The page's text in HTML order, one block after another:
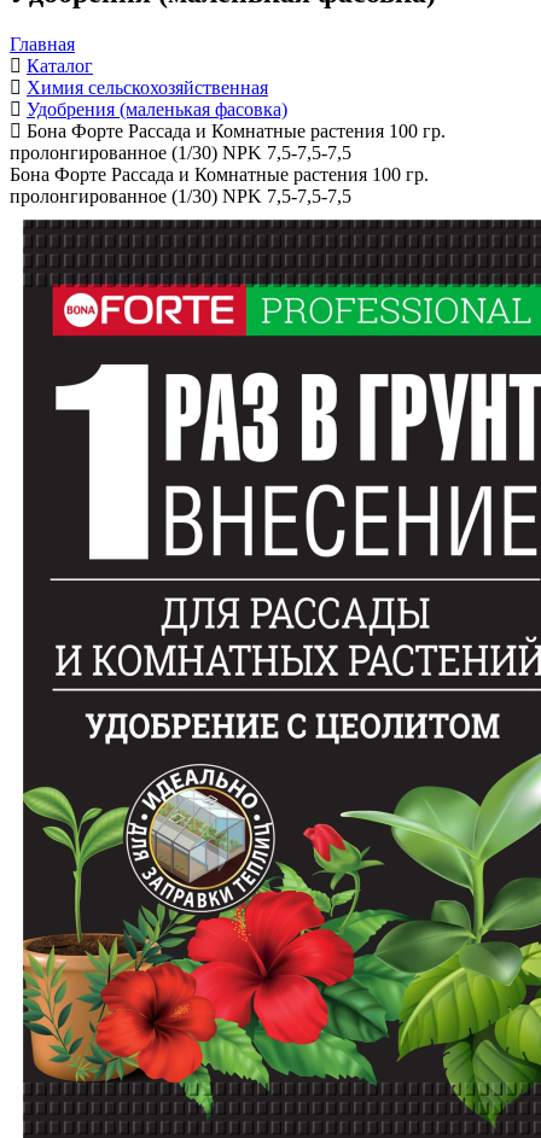
Главная
Каталог
Химия сельскохозяйственная
Удобрения (маленькая фасовка)
Бона Форте Рассада и Комнатные растения 100 гр.
пролонгированное (1/30) NPK 7,5-7,5-7,5
Бона Форте Рассада и Комнатные растения 100 гр.
пролонгированное (1/30) NPK 7,5-7,5-7,5